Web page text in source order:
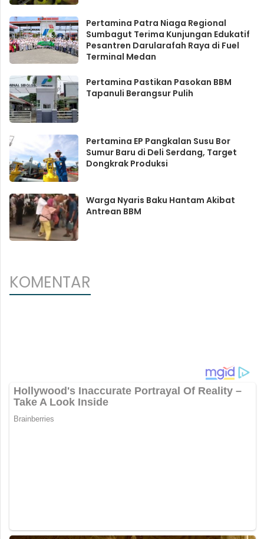
Pertamina Patra Niaga Regional
Sumbagut Terima Kunjungan Edukatif
Pesantren Darularafah Raya di Fuel
Terminal Medan
Pertamina Pastikan Pasokan BBM
Tapanuli Berangsur Pulih
Pertamina EP Pangkalan Susu Bor
Sumur Baru di Deli Serdang, Target
Dongkrak Produksi
Warga Nyaris Baku Hantam Akibat
Antrean BBM
KOMENTAR